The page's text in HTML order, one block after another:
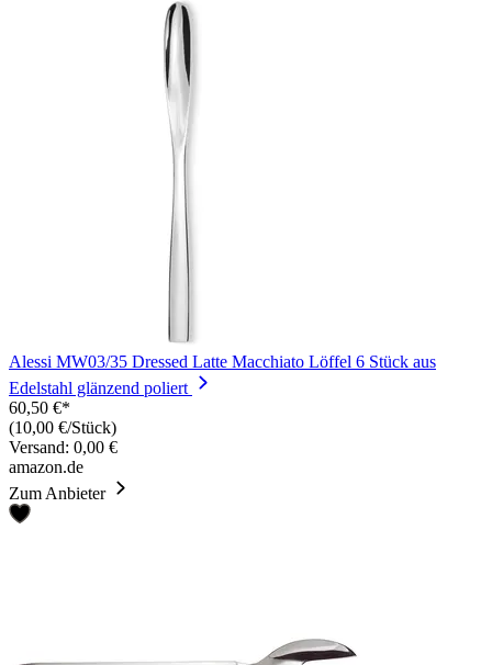
Alessi MW03/35 Dressed Latte Macchiato Löffel 6 Stück aus
Edelstahl glänzend poliert
60,50 €*
(10,00 €/Stück)
Versand: 0,00 €
amazon.de
Zum Anbieter